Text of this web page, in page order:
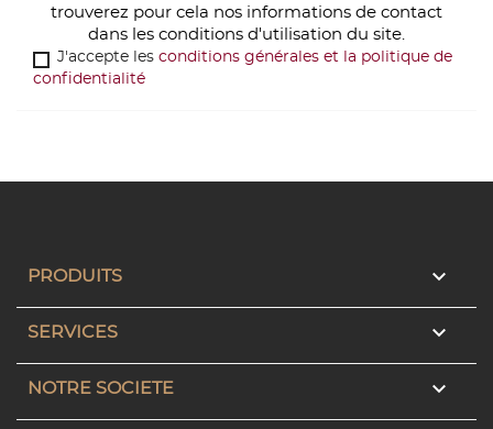
trouverez pour cela nos informations de contact
dans les conditions d'utilisation du site.
J'accepte les conditions générales et la politique de
confidentialité
PRODUITS 
SERVICES 
NOTRE SOCIETE 